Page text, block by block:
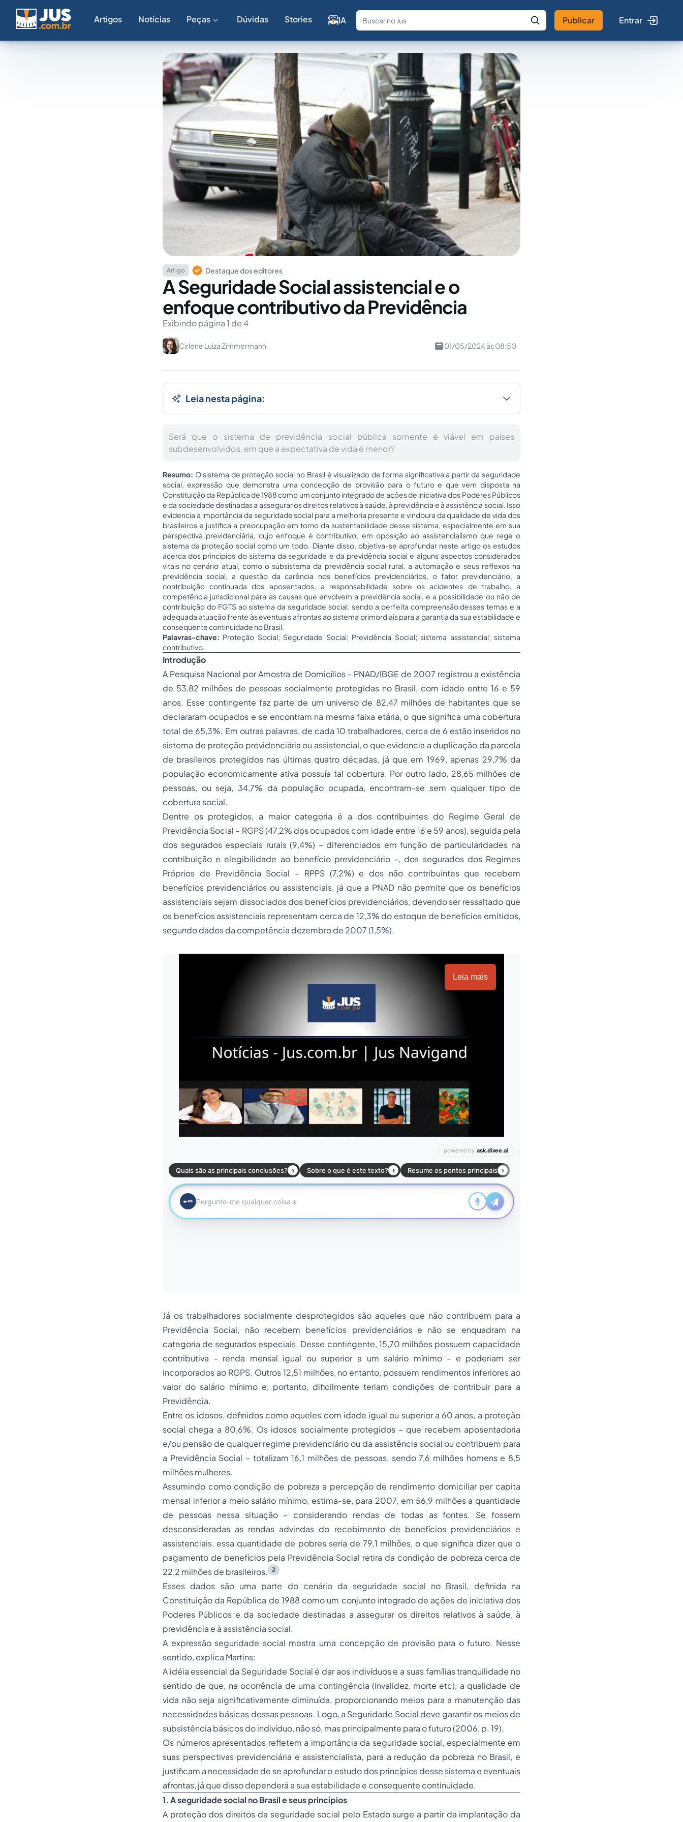
Artigos Notícias Peças Dúvidas Stories IA
Fale com a IA Buscar no Jus
Publicar Entrar
Artigo Destaque dos editores
A Seguridade Social assistencial e o
enfoque contributivo da Previdência
Exibindo página 1 de 4
Cirlene Luiza Zimmermann 01/05/2024 às 08:50
Leia nesta página:
Será que o sistema de previdência social pública somente é viável em países
subdesenvolvidos, em que a expectativa de vida é menor?
Resumo: O sistema de proteção social no Brasil é visualizado de forma significativa a partir da seguridade
social, expressão que demonstra uma concepção de provisão para o futuro e que vem disposta na
Constituição da República de 1988 como um conjunto integrado de ações de iniciativa dos Poderes Públicos
e da sociedade destinadas a assegurar os direitos relativos à saúde, à previdência e à assistência social. Isso
evidencia a importância da seguridade social para a melhoria presente e vindoura da qualidade de vida dos
brasileiros e justifica a preocupação em torno da sustentabilidade desse sistema, especialmente em sua
perspectiva previdenciária, cujo enfoque é contributivo, em oposição ao assistencialismo que rege o
sistema da proteção social como um todo. Diante disso, objetiva-se aprofundar neste artigo os estudos
acerca dos princípios do sistema da seguridade e da previdência social e alguns aspectos considerados
vitais no cenário atual, como o subsistema da previdência social rural, a automação e seus reflexos na
previdência social, a questão da carência nos benefícios previdenciários, o fator previdenciário, a
contribuição continuada dos aposentados, a responsabilidade sobre os acidentes de trabalho, a
competência jurisdicional para as causas que envolvem a previdência social, e a possibilidade ou não de
contribuição do FGTS ao sistema da seguridade social; sendo a perfeita compreensão desses temas e a
adequada atuação frente às eventuais afrontas ao sistema primordiais para a garantia da sua estabilidade e
consequente continuidade no Brasil.
Palavras-chave: Proteção Social; Seguridade Social; Previdência Social; sistema assistencial; sistema
contributivo.
Introdução
A Pesquisa Nacional por Amostra de Domicílios – PNAD/IBGE de 2007 registrou a existência
de 53,82 milhões de pessoas socialmente protegidas no Brasil, com idade entre 16 e 59
anos. Esse contingente faz parte de um universo de 82,47 milhões de habitantes que se
declararam ocupados e se encontram na mesma faixa etária, o que significa uma cobertura
total de 65,3%. Em outras palavras, de cada 10 trabalhadores, cerca de 6 estão inseridos no
sistema de proteção previdenciária ou assistencial, o que evidencia a duplicação da parcela
de brasileiros protegidos nas últimas quatro décadas, já que em 1969, apenas 29,7% da
população economicamente ativa possuía tal cobertura. Por outro lado, 28,65 milhões de
pessoas, ou seja, 34,7% da população ocupada, encontram-se sem qualquer tipo de
cobertura social.
Dentre os protegidos, a maior categoria é a dos contribuintes do Regime Geral de
Previdência Social – RGPS (47,2% dos ocupados com idade entre 16 e 59 anos), seguida pela
dos segurados especiais rurais (9,4%) – diferenciados em função de particularidades na
contribuição e elegibilidade ao benefício previdenciário –, dos segurados dos Regimes
Próprios de Previdência Social – RPPS (7,2%) e dos não contribuintes que recebem
benefícios previdenciários ou assistenciais, já que a PNAD não permite que os benefícios
assistenciais sejam dissociados dos benefícios previdenciários, devendo ser ressaltado que
os benefícios assistenciais representam cerca de 12,3% do estoque de benefícios emitidos,
segundo dados da competência dezembro de 2007 (1,5%).
Leia mais
Já os trabalhadores socialmente desprotegidos são aqueles que não contribuem para a
Previdência Social, não recebem benefícios previdenciários e não se enquadram na
categoria de segurados especiais. Desse contingente, 15,70 milhões possuem capacidade
contributiva - renda mensal igual ou superior a um salário mínimo - e poderiam ser
incorporados ao RGPS. Outros 12,51 milhões, no entanto, possuem rendimentos inferiores ao
valor do salário mínimo e, portanto, dificilmente teriam condições de contribuir para a
Previdência.
Entre os idosos, definidos como aqueles com idade igual ou superior a 60 anos, a proteção
social chega a 80,6%. Os idosos socialmente protegidos – que recebem aposentadoria
e/ou pensão de qualquer regime previdenciário ou da assistência social ou contribuem para
a Previdência Social – totalizam 16,1 milhões de pessoas, sendo 7,6 milhões homens e 8,5
milhões mulheres.
Assumindo como condição de pobreza a percepção de rendimento domiciliar per capita
mensal inferior a meio salário mínimo, estima-se, para 2007, em 56,9 milhões a quantidade
de pessoas nessa situação – considerando rendas de todas as fontes. Se fossem
desconsideradas as rendas advindas do recebimento de benefícios previdenciários e
assistenciais, essa quantidade de pobres seria de 79,1 milhões, o que significa dizer que o
pagamento de benefícios pela Previdência Social retira da condição de pobreza cerca de
22,2 milhões de brasileiros.
2
Esses dados são uma parte do cenário da seguridade social no Brasil, definida na
Constituição da República de 1988 como um conjunto integrado de ações de iniciativa dos
Poderes Públicos e da sociedade destinadas a assegurar os direitos relativos à saúde, à
previdência e à assistência social.
A expressão seguridade social mostra uma concepção de provisão para o futuro. Nesse
sentido, explica Martins:
A idéia essencial da Seguridade Social é dar aos indivíduos e a suas famílias tranquilidade no
sentido de que, na ocorrência de uma contingência (invalidez, morte etc), a qualidade de
vida não seja significativamente diminuída, proporcionando meios para a manutenção das
necessidades básicas dessas pessoas. Logo, a Seguridade Social deve garantir os meios de
subsistência básicos do indivíduo, não só, mas principalmente para o futuro (2006, p. 19).
Os números apresentados refletem a importância da seguridade social, especialmente em
suas perspectivas previdenciária e assistencialista, para a redução da pobreza no Brasil, e
justificam a necessidade de se aprofundar o estudo dos princípios desse sistema e eventuais
afrontas, já que disso dependerá a sua estabilidade e consequente continuidade.
1. A seguridade social no Brasil e seus princípios
A proteção dos direitos da seguridade social pelo Estado surge a partir da implantação da